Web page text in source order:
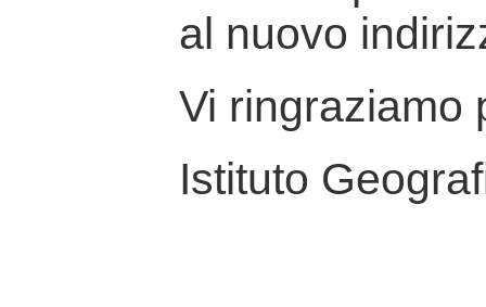
al nuovo
Vi ringraziamo
Istituto